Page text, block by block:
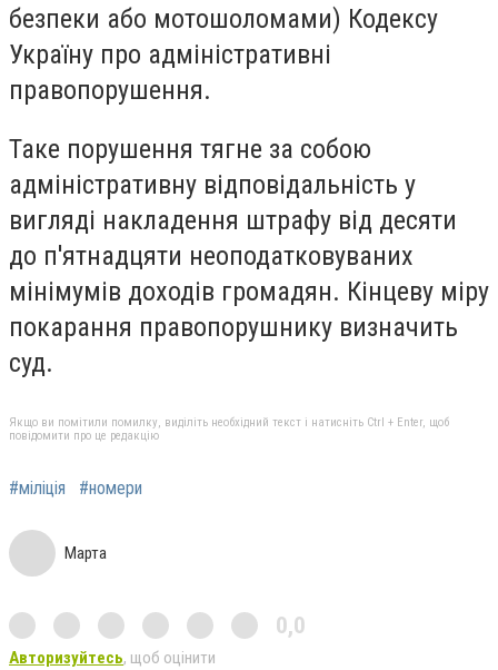
безпеки або мотошоломами) Кодексу
Україну про адміністративні
правопорушення.
Таке порушення тягне за собою
адміністративну відповідальність у
вигляді накладення штрафу від десяти
до п'ятнадцяти неоподатковуваних
мінімумів доходів громадян. Кінцеву міру
покарання правопорушнику визначить
суд.
Якщо ви помітили помилку, виділіть необхідний текст і натисніть Ctrl + Enter, щоб
повідомити про це редакцію
#міліція #номери
Марта
0,0
Авторизуйтесь, щоб оцінити